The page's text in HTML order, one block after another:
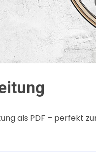
als PDF – perfekt